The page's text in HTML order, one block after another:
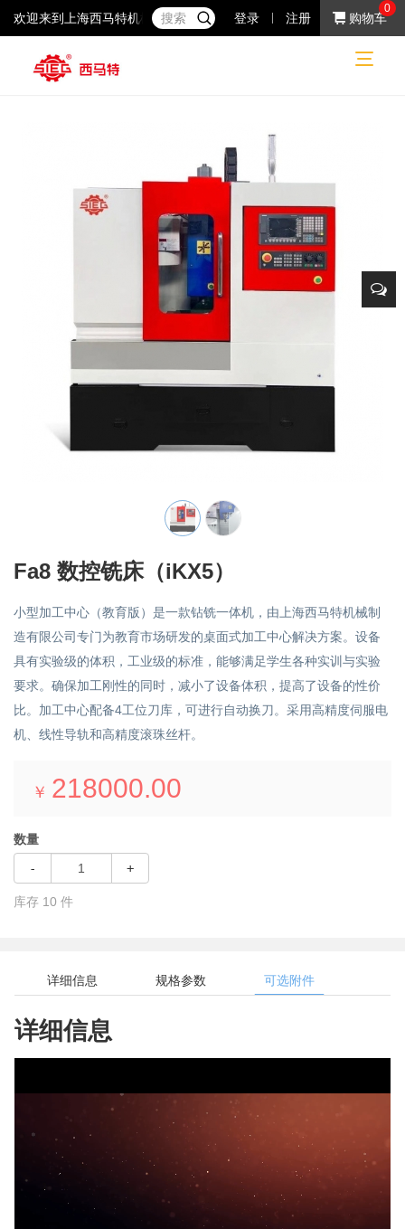
欢迎来到上海西马特机械制造有限公司！37年专注于小机床产品的研
登录 注册 购物车
0
数控机床
网站首页 数控机床
Fa8 数控铣床（iKX5）
小型加工中心（教育版）是一款钻铣一体机，由上海西马特机械制
造有限公司专门为教育市场研发的桌面式加工中心解决方案。设备
具有实验级的体积，工业级的标准，能够满足学生各种实训与实验
要求。确保加工刚性的同时，减小了设备体积，提高了设备的性价
比。加工中心配备4工位刀库，可进行自动换刀。采用高精度伺服电
机、线性导轨和高精度滚珠丝杆。
￥ 218000.00
数量
-
+
库存 10 件
详细信息 规格参数 可选附件
详细信息